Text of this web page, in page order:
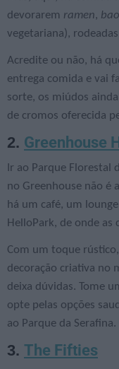
devorarem ramen,
vegetariana),
Acredite ou não, há
entrega comida e vai
sorte, os miúdos
de cromos oferecida
2. Greenhouse
Ir ao Parque Florestal
no Greenhouse não é
há um café, um
HelloPark, de onde as
Com um toque
decoração criativa no
deixa dúvidas. Tome
opte pelas opções
ao Parque da Serafina.
3. The Fifties